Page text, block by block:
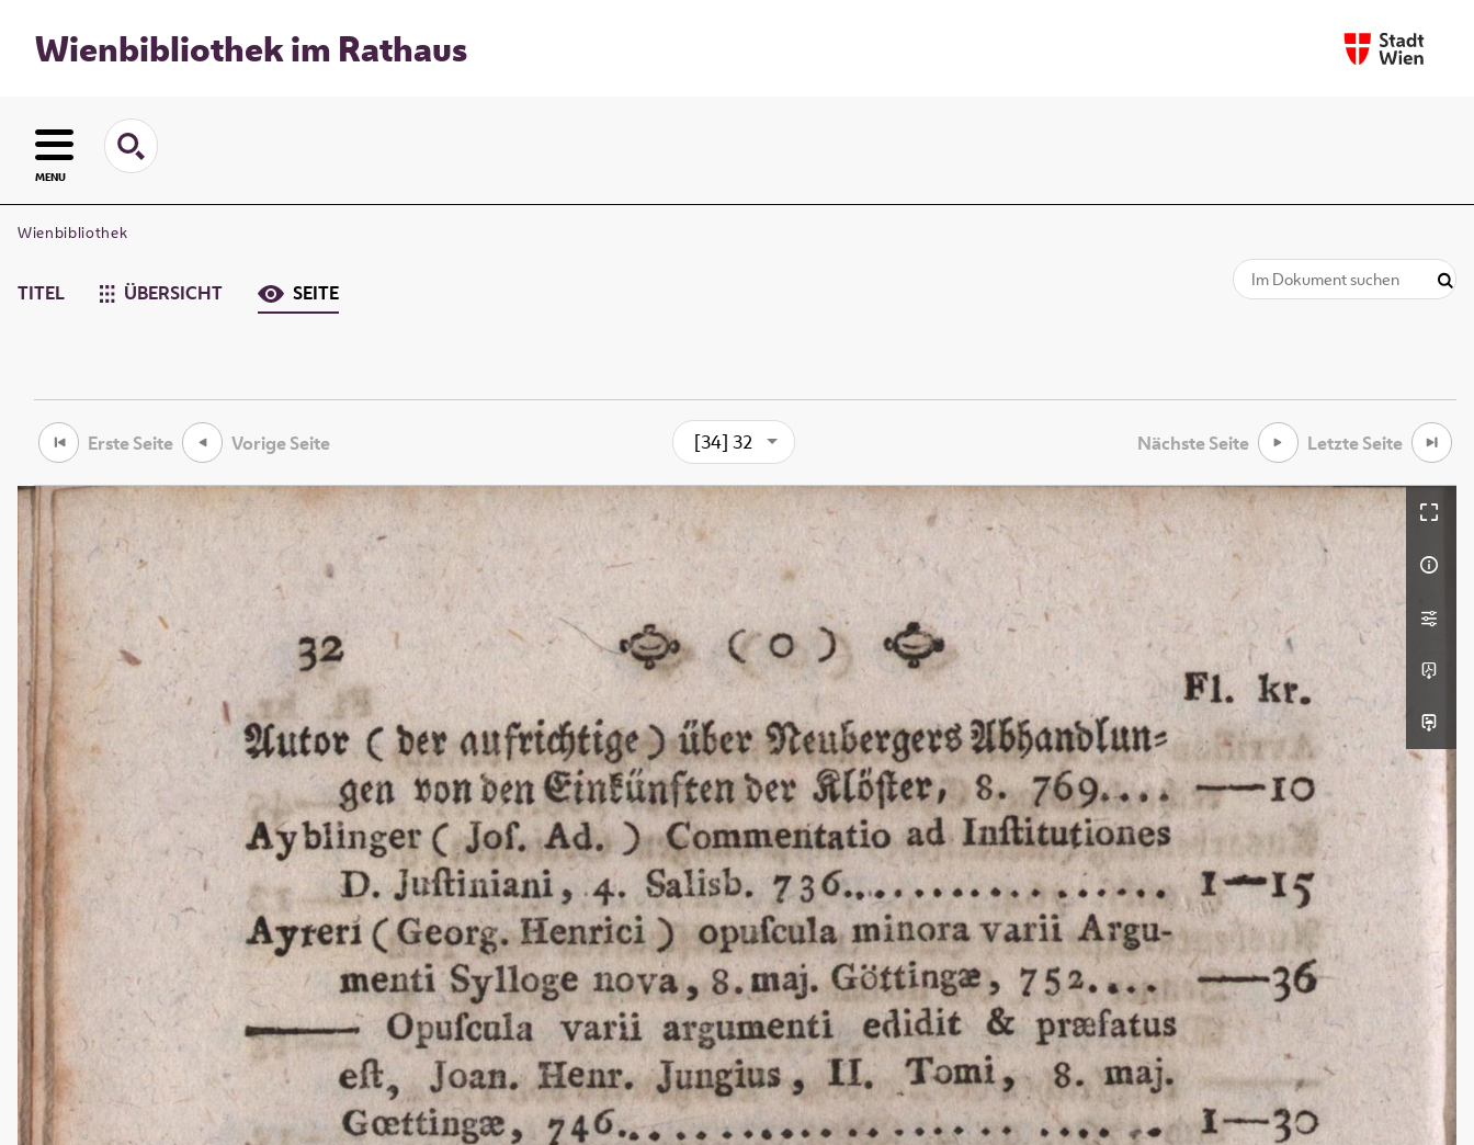
Wienbibliothek im Rathaus
MENU
Wienbibliothek
TITEL ÜBERSICHT SEITE
Erste Seite Vorige Seite [34] 32 Nächste Seite Letzte Seite